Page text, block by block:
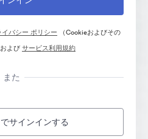
イバシー ポリシー （Cookieおよびその
よびサービス利用規約
また
サインインする